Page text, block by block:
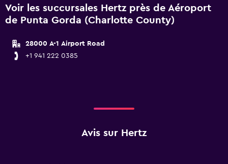
Voir les succursales Hertz près de Aéroport
de Punta Gorda (Charlotte County)
28000 A-1 Airport Road
+1 941 222 0385
Avis sur Hertz